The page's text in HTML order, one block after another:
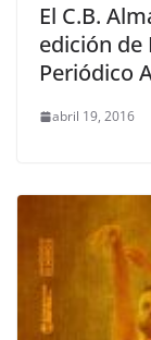
El C.B.
edición de
Periódico
abril 19, 2016